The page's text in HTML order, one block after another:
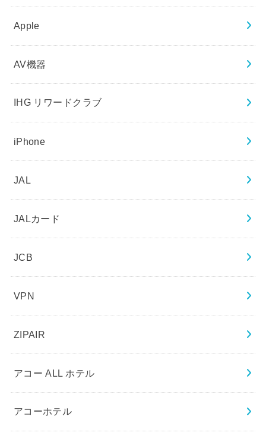
Apple
AV機器
IHG リワードクラブ
iPhone
JAL
JALカード
JCB
VPN
ZIPAIR
アコー ALL ホテル
アコーホテル